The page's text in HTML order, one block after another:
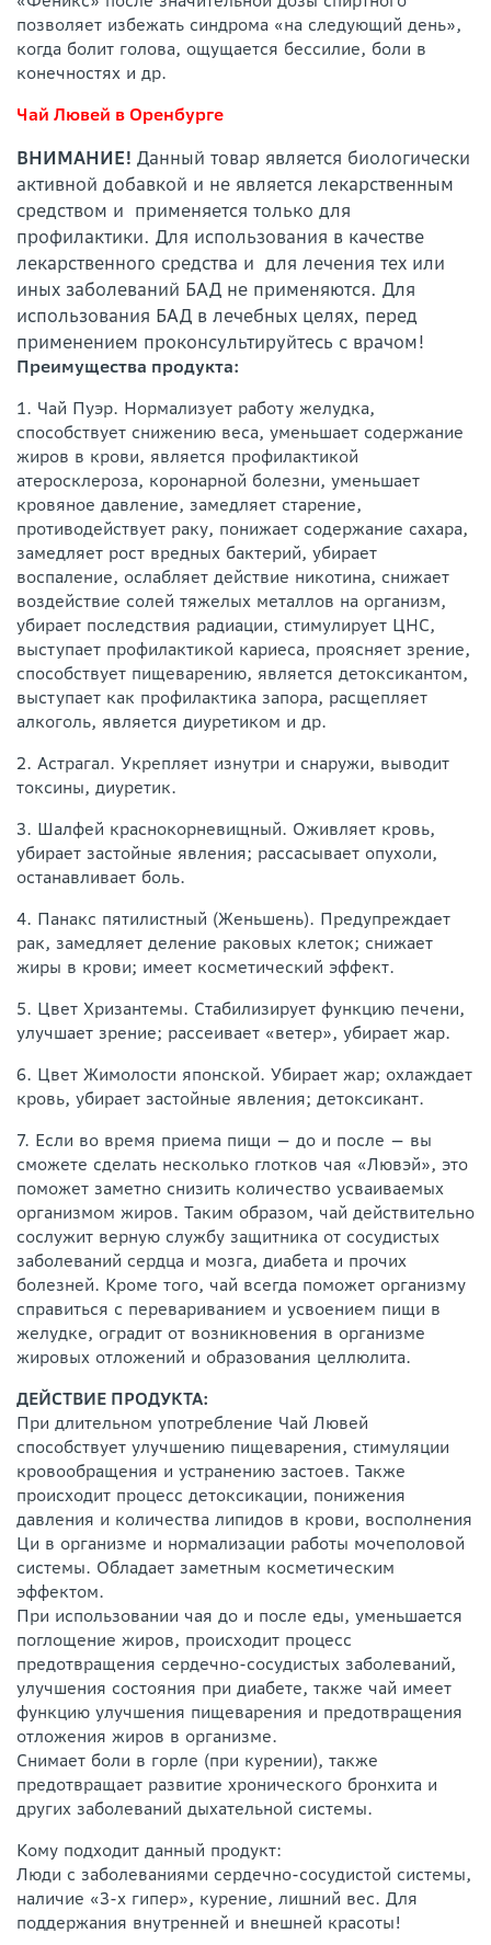
позволяет избежать синдрома «на следующий день»,
когда болит голова, ощущается бессилие, боли в
конечностях и др.
Чай Лювей в Оренбурге
ВНИМАНИЕ! Данный товар является биологически
активной добавкой и не является лекарственным
средством и применяется только для
профилактики. Для использования в качестве
лекарственного средства и для лечения тех или
иных заболеваний БАД не применяются. Для
использования БАД в лечебных целях, перед
применением проконсультируйтесь с врачом!
Преимущества продукта:
1. Чай Пуэр. Нормализует работу желудка,
способствует снижению веса, уменьшает содержание
жиров в крови, является профилактикой
атеросклероза, коронарной болезни, уменьшает
кровяное давление, замедляет старение,
противодействует раку, понижает содержание сахара,
замедляет рост вредных бактерий, убирает
воспаление, ослабляет действие никотина, снижает
воздействие солей тяжелых металлов на организм,
убирает последствия радиации, стимулирует ЦНС,
выступает профилактикой кариеса, проясняет зрение,
способствует пищеварению, является детоксикантом,
выступает как профилактика запора, расщепляет
алкоголь, является диуретиком и др.
2. Астрагал. Укрепляет изнутри и снаружи, выводит
токсины, диуретик.
3. Шалфей краснокорневищный. Оживляет кровь,
убирает застойные явления; рассасывает опухоли,
останавливает боль.
4. Панакс пятилистный (Женьшень). Предупреждает
рак, замедляет деление раковых клеток; снижает
жиры в крови; имеет косметический эффект.
5. Цвет Хризантемы. Стабилизирует функцию печени,
улучшает зрение; рассеивает «ветер», убирает жар.
6. Цвет Жимолости японской. Убирает жар; охлаждает
кровь, убирает застойные явления; детоксикант.
7. Если во время приема пищи — до и после — вы
сможете сделать несколько глотков чая «Лювэй», это
поможет заметно снизить количество усваиваемых
организмом жиров. Таким образом, чай действительно
сослужит верную службу защитника от сосудистых
заболеваний сердца и мозга, диабета и прочих
болезней. Кроме того, чай всегда поможет организму
справиться с перевариванием и усвоением пищи в
желудке, оградит от возникновения в организме
жировых отложений и образования целлюлита.
ДЕЙСТВИЕ ПРОДУКТА:
При длительном употребление Чай Лювей
способствует улучшению пищеварения, стимуляции
кровообращения и устранению застоев. Также
происходит процесс детоксикации, понижения
давления и количества липидов в крови, восполнения
Ци в организме и нормализации работы мочеполовой
системы. Обладает заметным косметическим
эффектом.
При использовании чая до и после еды, уменьшается
поглощение жиров, происходит процесс
предотвращения сердечно-сосудистых заболеваний,
улучшения состояния при диабете, также чай имеет
функцию улучшения пищеварения и предотвращения
отложения жиров в организме.
Снимает боли в горле (при курении), также
предотвращает развитие хронического бронхита и
других заболеваний дыхательной системы.
Кому подходит данный продукт:
Люди с заболеваниями сердечно-сосудистой системы,
наличие «3-х гипер», курение, лишний вес. Для
поддержания внутренней и внешней красоты!